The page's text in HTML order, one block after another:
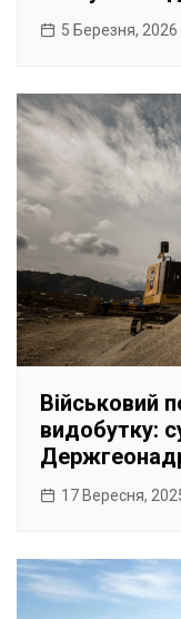
5 Березня, 2026
Військовий
видобутку:
17 Вересня,